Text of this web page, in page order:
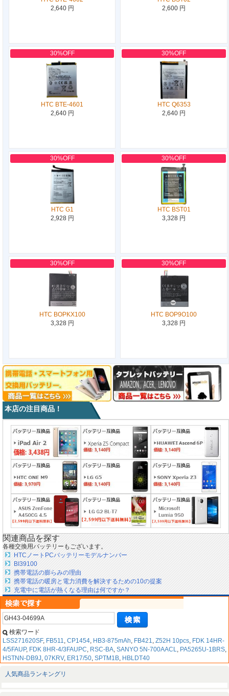
2,640 円
2,600 円
30%OFF
HTC BTE-4601
2,640 円
30%OFF
HTC Q6353
2,640 円
30%OFF
HTC G1
2,928 円
30%OFF
HTC BST01
3,328 円
30%OFF
HTC BOPKX100
3,328 円
30%OFF
HTC BOP9O100
3,328 円
本店の注目商品！
関連商品を探す
各種交換用バッテリーもございます。
HTCノートPCバッテリーモデルナンバー
BI39100
携帯電話の膨らみの理由
携帯電話の暖房と電力消費を解決するための10の提案
充電中に電話が熱くなる理由は何ですか？
検索ワード
LSS271620SF, FB511, CP1454, HB3-875mAh, FB421, Z52H 10pcs, FDK 14HR-
4/5FAUP, FDK 8HR-4/3FAUPC, RSC-BA, SANYO 5N-700AACL, PA5265U-1BRS,
HSTNN-DB9J, 07KRV, ER17/50, SPTM1B, HBLDT40
人気商品ランキングリ